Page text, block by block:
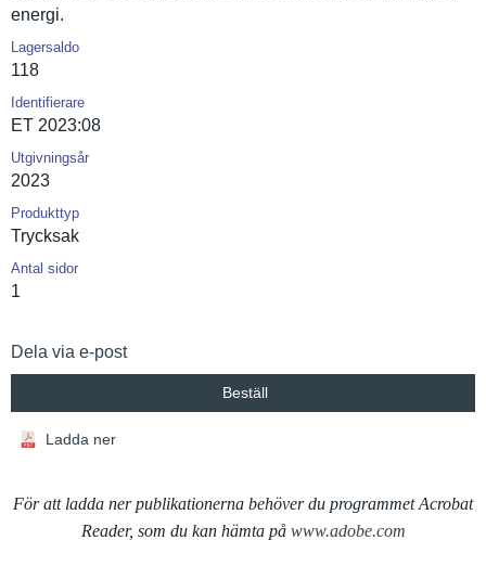
energi.
Lagersaldo
118
Identifierare
ET 2023:08
Utgivningsår
2023
Produkttyp
Trycksak
Antal sidor
1
Dela via e-post
Beställ
Ladda ner
För att ladda ner publikationerna behöver du programmet Acrobat
Reader, som du kan hämta på www.adobe.com